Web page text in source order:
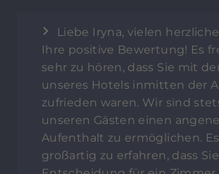
Liebe Iryna, vielen
Ihre positive Bewertung! Es
sehr zu hören, dass Sie mit
unseres Hotels inmitten der
zufrieden waren. Wir sind
unseren Gästen einen
Aufenthalt zu ermöglichen.
großartig zu erfahren, dass